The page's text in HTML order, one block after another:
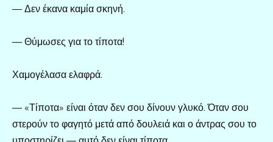
— Δεν έκανα καμία σκηνή.
— Θύμωσες για το τίποτα!
Χαμογέλασα ελαφρά.
— «Τίποτα» είναι όταν δεν σου δίνουν γλυκό. Όταν σου
στερούν το φαγητό μετά από δουλειά και ο άντρας σου το